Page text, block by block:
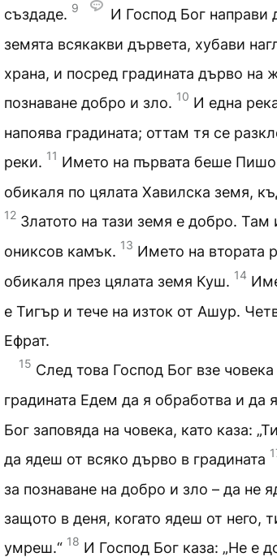
създаде. 9
И Господ Бог направи
земята всякакви дървета, хубави
храна, и посред градината дърво на
познаване добро и зло. 10 И една
напоява градината; оттам тя се
реки. 11 Името на първата беше
обикаля по цялата Хавилска земя,
12 Златото на тази земя е добро.
ониксов камък. 13 Името на втората
обикаля през цялата земя Куш. 14
е Тигър и тече на изток от Ашур.
Ефрат.
15 След това Господ Бог взе
градината Едем да я обработва и да
Бог заповяда на човека, като каза:
да ядеш от всяко дърво в градината
за познаване на добро и зло – да не
защото в деня, когато ядеш от него,
умреш.“ 18 И Господ Бог каза: „Не е